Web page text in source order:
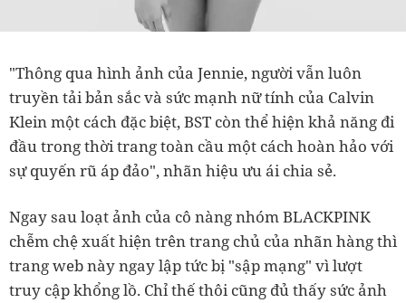
"Thông qua hình ảnh của Jennie, người vẫn luôn
truyền tải bản sắc và sức mạnh nữ tính của Calvin
Klein một cách đặc biệt, BST còn thể hiện khả năng đi
đầu trong thời trang toàn cầu một cách hoàn hảo với
sự quyến rũ áp đảo", nhãn hiệu ưu ái chia sẻ.
Ngay sau loạt ảnh của cô nàng nhóm BLACKPINK
chễm chệ xuất hiện trên trang chủ của nhãn hàng thì
trang web này ngay lập tức bị "sập mạng" vì lượt
truy cập khổng lồ. Chỉ thế thôi cũng đủ thấy sức ảnh